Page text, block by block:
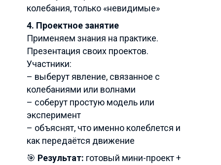
колебания, только «невидимые»
4. Проектное занятие
Применяем знания на практике.
Презентация своих проектов.
Участники:
– выберут явление, связанное с
колебаниями или волнами
– соберут простую модель или
эксперимент
– объяснят, что именно колеблется и
как передаётся движение
🎯 Результат: готовый мини-проект +